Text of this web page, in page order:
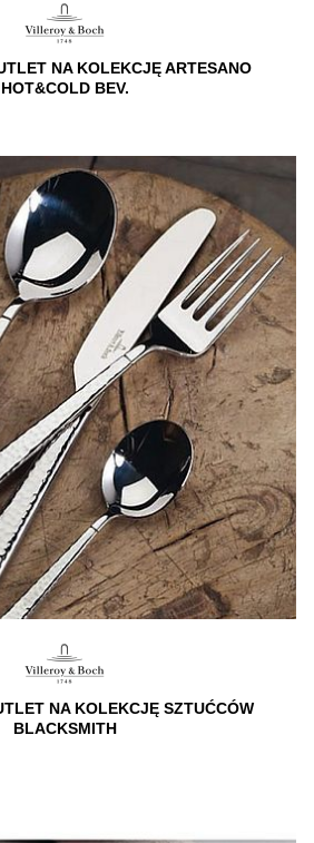
NA KOLEKCJĘ ARTESANO
HOT&COLD BEV.
NA KOLEKCJĘ SZTUĆCÓW
BLACKSMITH